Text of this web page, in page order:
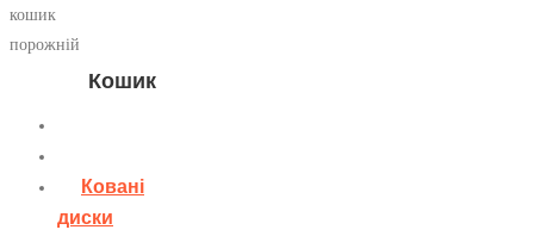
кошик
порожній
Кошик
Ковані
диски